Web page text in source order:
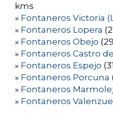
kms
» Fontaneros Victoria
» Fontaneros Lopera
» Fontaneros Obejo
» Fontaneros Castro
» Fontaneros Espejo
» Fontaneros Porcuna
» Fontaneros
» Fontaneros